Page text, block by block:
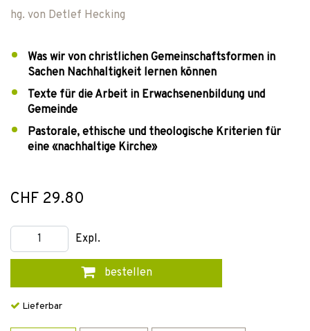
hg. von Detlef Hecking
Was wir von christlichen Gemeinschaftsformen in
Sachen Nachhaltigkeit lernen können
Texte für die Arbeit in Erwachsenenbildung und
Gemeinde
Pastorale, ethische und theologische Kriterien für
eine «nachhaltige Kirche»
CHF 29.80
Expl.
bestellen
Lieferbar